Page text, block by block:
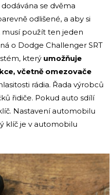
se dvěma
odlišené, a aby si
musí použít ten jeden
o Dodge Challenger SRT
který umožňuje
včetně omezovače
rádia. Řada výrobců
řidiče. Pokud auto sdílí
Nastavení automobilu
klíč je v automobilu